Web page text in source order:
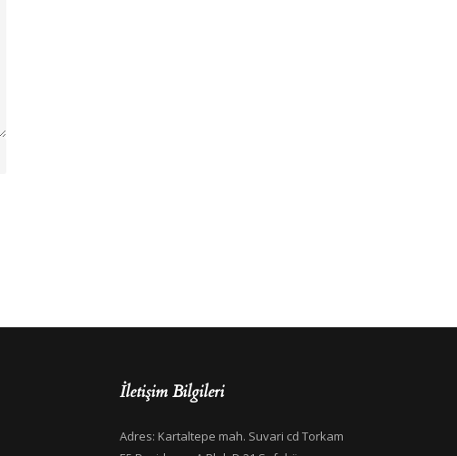
İletişim Bilgileri
Adres: Kartaltepe mah. Suvari cd Torkam